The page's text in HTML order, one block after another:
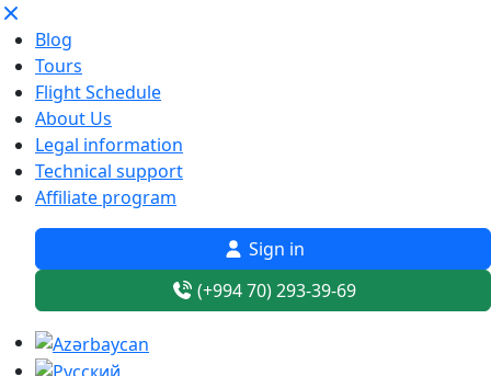
Blog
Tours
Flight Schedule
About Us
Legal information
Technical support
Affiliate program
Sign in
(+994 70) 293-39-69